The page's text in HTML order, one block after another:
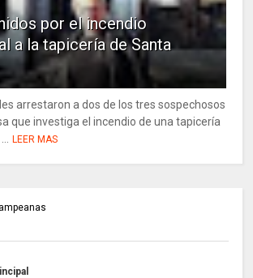
por el incendio
a la tapicería de Santa
arrestaron a dos de los tres sospechosos
que investiga el incendio de una tapicería
LEER MAS